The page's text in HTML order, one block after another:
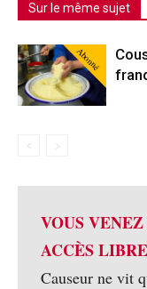
Sur le même sujet
Abonné
VOUS
ACCÈS
Causeur ne vit